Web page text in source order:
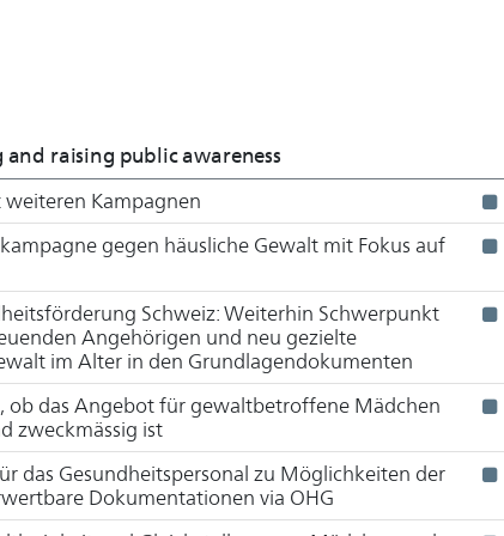
to the ‘gender-specific violence’ area of action,
is taking place within the framework of the 2022-
of the measures in the action plan of the Gender
on measures and implementation status is
raising public awareness
Kampagnen
gegen häusliche Gewalt mit Fokus auf
Schweiz: Weiterhin Schwerpunkt
Angehörigen und neu gezielte
im Alter in den Grundlagendokumenten
ob das Angebot für gewaltbetroffene Mädchen
zweckmässig ist
das Gesundheitspersonal zu Möglichkeiten der
Dokumentationen via OHG